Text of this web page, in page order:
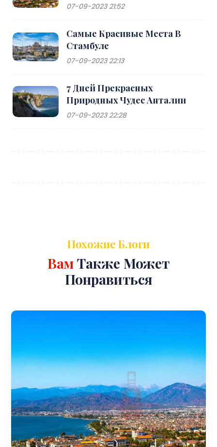
07-09-2023 21:52
Самые Красивые Места В
Стамбуле
07-09-2023 22:13
7 Дней Прекрасных
Природных Чудес Анталии
07-09-2023 22:28
Похожие Блоги
ВамТакже Может
Понравиться